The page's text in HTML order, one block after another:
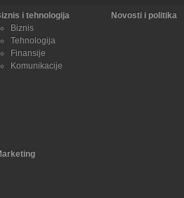
i tehnologija
Biznis
Tehnologija
Finansije
Komunikacije
Novosti i politika